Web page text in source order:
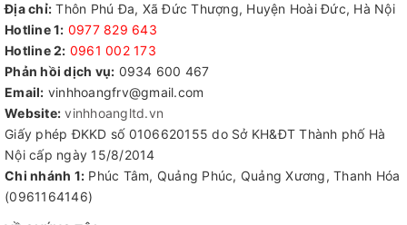
1, Thiết kế kệ inox 4 tầng tại Inox
Vĩnh Hoàng
Kệ inox 4 tầngcó rất nhiều các mẫu mã kiểu dáng
khác nhau. Với mỗi nhu cầu sử dụng khách hàng sẽ
chọn một mẫu sao cho phù hợp nhất. Nhưng nói chung
Địa chỉ: Thôn Phú Đa, Xã Đức Thượng, Huyện Hoài Đức, Hà Nội
Hotline 1: 0977 829 643
Hotline 2: 0961 002 173​
Phản hồi dịch vụ: 0934 600 467
Email: vinhhoangfrv@gmail.com
Website: vinhhoangltd.vn
Giấy phép ĐKKD số 0106620155 do Sở KH&ĐT Thành phố Hà
Nội cấp ngày 15/8/2014
Chi nhánh 1: Phúc Tâm, Quảng Phúc, Quảng Xương, Thanh Hóa
(0961164146)